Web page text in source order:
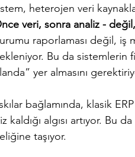
heterojen veri
veri, sonra analiz -
raporlaması değil, iş
Bu da sistemlerin
yer almasını
bağlamında, klasik
kaldığı algısı artıyor. Bu
taşıyor.